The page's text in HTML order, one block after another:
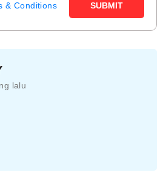
& Conditions SUBMIT
lalu